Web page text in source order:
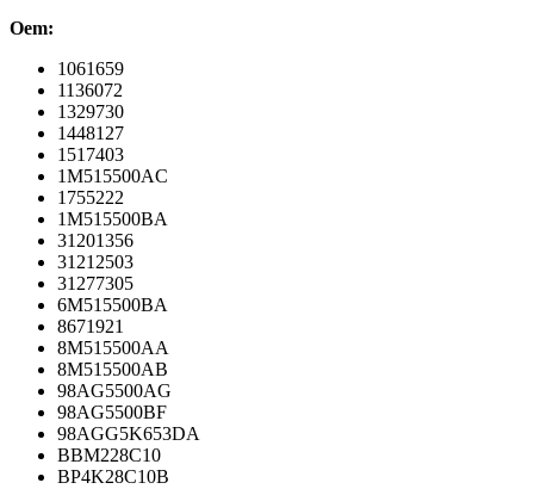
Oem:
1061659
1136072
1329730
1448127
1517403
1M515500AC
1755222
1M515500BA
31201356
31212503
31277305
6M515500BA
8671921
8M515500AA
8M515500AB
98AG5500AG
98AG5500BF
98AGG5K653DA
BBM228C10
BP4K28C10B